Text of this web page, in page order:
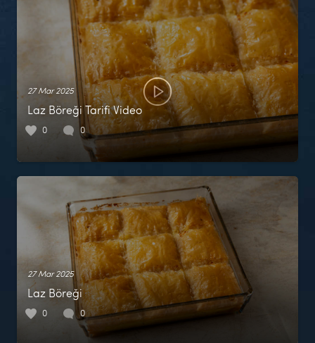
27 Mar 2025
Laz Böreği Tarifi Video
0 0
27 Mar 2025
Laz Böreği
0 0